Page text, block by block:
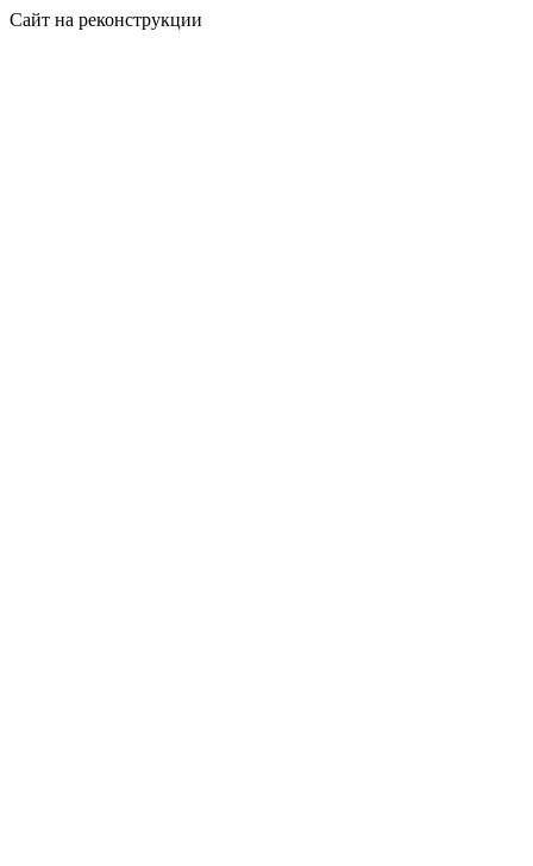
Сайт на реконструкции